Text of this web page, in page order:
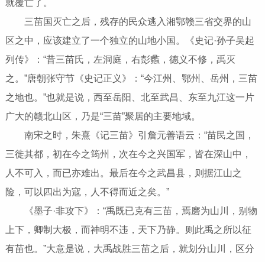
就覆亡了。
三苗国灭亡之后，残存的民众逃入湘鄂赣三省交界的山
区之中，应该建立了一个独立的山地小国。《史记·孙子吴起
列传》：“昔三苗氏，左洞庭，右彭蠡，德义不修，禹灭
之。”唐朝张守节《史记正义》：“今江州、鄂州、岳州，三苗
之地也。”也就是说，西至岳阳、北至武昌、东至九江这一片
广大的赣北山区，乃是“三苗”聚居的主要地域。
南宋之时，朱熹《记三苗》引詹元善语云：“苗民之国，
三徙其都，初在今之筠州，次在今之兴国军，皆在深山中，
人不可入，而已亦难出。最后在今之武昌县，则据江山之
险，可以四出为寇，人不得而近之矣。”
《墨子·非攻下》：“禹既已克有三苗，焉磨为山川，别物
上下，卿制大极，而神明不违，天下乃静。则此禹之所以征
有苗也。”大意是说，大禹战胜三苗之后，就划分山川，区分